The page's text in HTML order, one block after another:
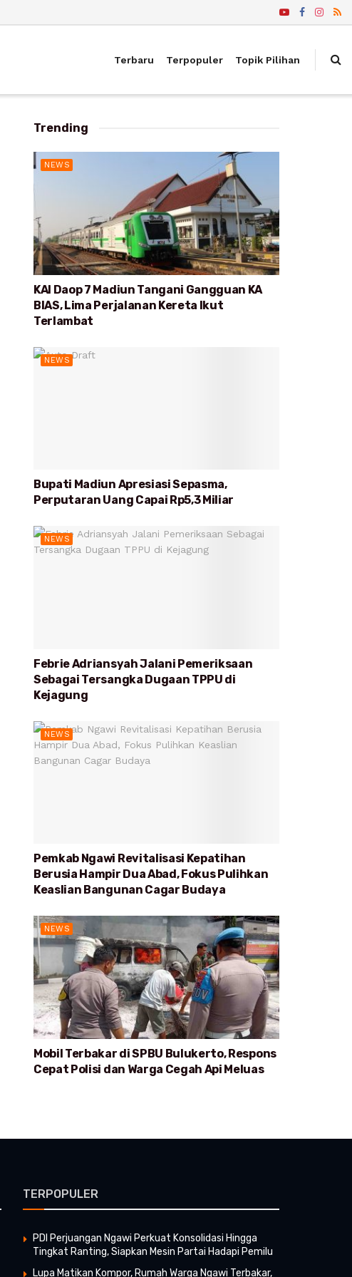
Terbaru Terpopuler Topik Pilihan
Trending
NEWS
KAI Daop 7 Madiun Tangani Gangguan KA
BIAS, Lima Perjalanan Kereta Ikut
Terlambat
NEWS
Bupati Madiun Apresiasi Sepasma,
Perputaran Uang Capai Rp5,3 Miliar
NEWS
Febrie Adriansyah Jalani Pemeriksaan
Sebagai Tersangka Dugaan TPPU di
Kejagung
NEWS
Pemkab Ngawi Revitalisasi Kepatihan
Berusia Hampir Dua Abad, Fokus Pulihkan
Keaslian Bangunan Cagar Budaya
NEWS
Mobil Terbakar di SPBU Bulukerto, Respons
Cepat Polisi dan Warga Cegah Api Meluas
TERPOPULER
PDI Perjuangan Ngawi Perkuat Konsolidasi Hingga
Tingkat Ranting, Siapkan Mesin Partai Hadapi Pemilu
Lupa Matikan Kompor, Rumah Warga Ngawi Terbakar,